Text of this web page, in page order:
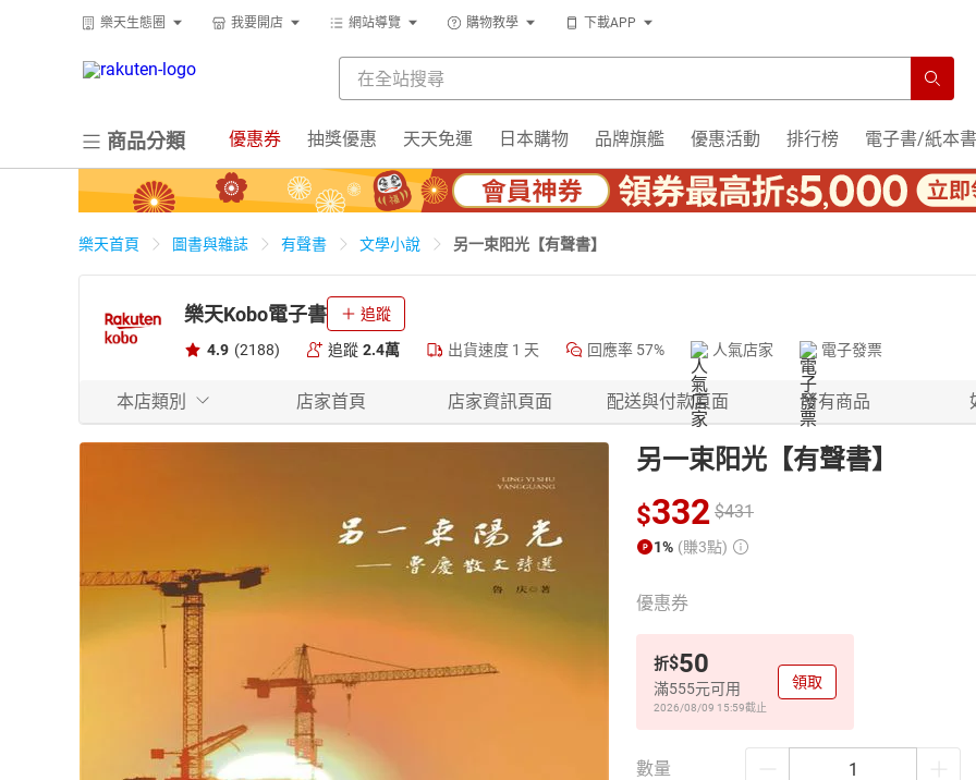
樂天生態圈 我要開店 網站導覽 購物教學 下載APP
商品分類 優惠券 抽獎優惠 天天免運 日本購物 品牌旗艦 優惠活動 排行榜 電子書/紙本書
樂天首頁 圖書與雜誌 有聲書 文學小說 另一束阳光【有聲書】
樂天Kobo電子書 追蹤
4.9 (2188) 追蹤 2.4萬 出貨速度 1 天 回應率 57% 人氣店家 電子發票
本店類別 店家首頁 店家資訊頁面 配送與付款頁面 所有商品
另一束阳光【有聲書】
$332 $431
1% (賺3點)
優惠券
折$50
滿555元可用
2026/08/09 15:59截止
領取
數量